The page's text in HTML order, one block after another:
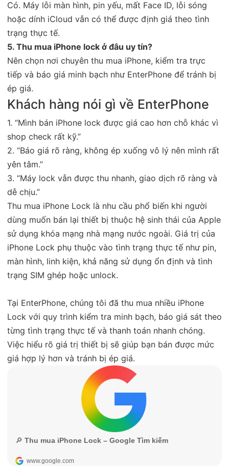
Có. Máy lỗi màn hình, pin yếu, mất Face ID, lỗi sóng
hoặc dính iCloud vẫn có thể được định giá theo tình
trạng thực tế.
5. Thu mua iPhone lock ở đâu uy tín?
Nên chọn nơi chuyên thu mua iPhone, kiểm tra trực
tiếp và báo giá minh bạch như EnterPhone để tránh bị
ép giá.
Khách hàng nói gì về EnterPhone
1. “Mình bán iPhone lock được giá cao hơn chỗ khác vì
shop check rất kỹ.”
2. “Báo giá rõ ràng, không ép xuống vô lý nên mình rất
yên tâm.”
3. “Máy lock vẫn được thu nhanh, giao dịch rõ ràng và
dễ chịu.”
Thu mua iPhone Lock là nhu cầu phổ biến khi người
dùng muốn bán lại thiết bị thuộc hệ sinh thái của Apple
sử dụng khóa mạng nhà mạng nước ngoài. Giá trị của
iPhone Lock phụ thuộc vào tình trạng thực tế như pin,
màn hình, linh kiện, khả năng sử dụng ổn định và tình
trạng SIM ghép hoặc unlock.
Tại EnterPhone, chúng tôi đã thu mua nhiều iPhone
Lock với quy trình kiểm tra minh bạch, báo giá sát theo
từng tình trạng thực tế và thanh toán nhanh chóng.
Việc hiểu rõ giá trị thiết bị sẽ giúp bạn bán được mức
giá hợp lý hơn và tránh bị ép giá.